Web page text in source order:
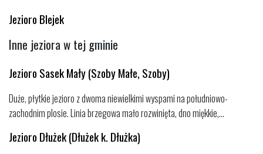
Jezioro Blejek
Inne jeziora w tej gminie
Jezioro Sasek Mały (Szoby Małe, Szoby)
Duże, płytkie jezioro z dwoma niewielkimi wyspami na południowo-
zachodnim plosie. Linia brzegowa mało rozwinięta, dno miękkie,...
Jezioro Dłużek (Dłużek k. Dłużka)